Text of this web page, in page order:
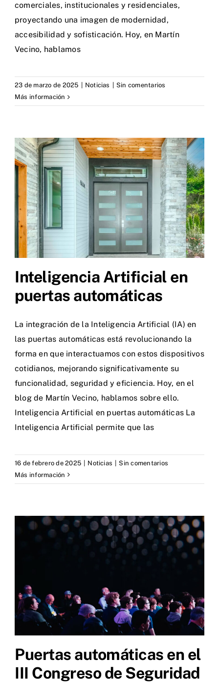
comerciales, institucionales y residenciales,
proyectando una imagen de modernidad,
accesibilidad y sofisticación. Hoy, en Martín
Vecino, hablamos
23 de marzo de 2025 Noticias
Sin comentarios
Más información
Inteligencia Artificial en
puertas automáticas
La integración de la Inteligencia Artificial (IA) en
las puertas automáticas está revolucionando la
forma en que interactuamos con estos dispositivos
cotidianos, mejorando significativamente su
funcionalidad, seguridad y eficiencia. Hoy, en el
blog de Martín Vecino, hablamos sobre ello.
Inteligencia Artificial en puertas automáticas La
Inteligencia Artificial permite que las
16 de febrero de 2025 | Noticias | Sin comentarios
Más información
Puertas automáticas en el
III Congreso de Seguridad